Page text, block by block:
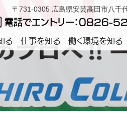
〒731-0305 広島県安芸高田市八千
電話でエントリー：
る 仕事を知る 働く環境を知る